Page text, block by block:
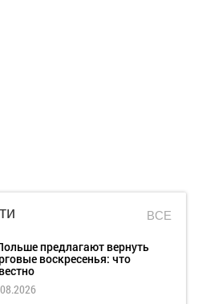
ВСЕ
предлагают вернуть
воскресенья: что